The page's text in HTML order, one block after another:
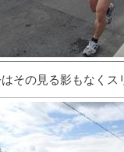
その見る影もなくス